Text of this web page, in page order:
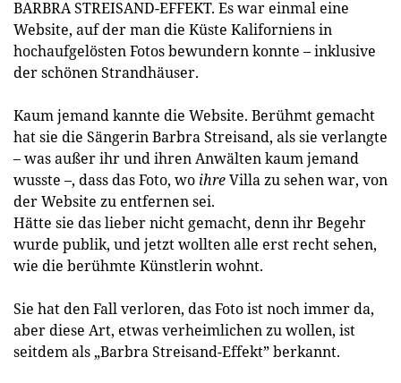
BARBRA STREISAND-EFFEKT. Es war einmal eine
Website, auf der man die Küste Kaliforniens in
hochaufgelösten Fotos bewundern konnte – inklusive
der schönen Strandhäuser.
Kaum jemand kannte die Website. Berühmt gemacht
hat sie die Sängerin Barbra Streisand, als sie verlangte
– was außer ihr und ihren Anwälten kaum jemand
wusste –, dass das Foto, wo ihreVilla zu sehen war, von
der Website zu entfernen sei.
Hätte sie das lieber nicht gemacht, denn ihr Begehr
wurde publik, und jetzt wollten alle erst recht sehen,
wie die berühmte Künstlerin wohnt.
Sie hat den Fall verloren, das Foto ist noch immer da,
aber diese Art, etwas verheimlichen zu wollen, ist
seitdem als „Barbra Streisand-Effekt” berkannt.